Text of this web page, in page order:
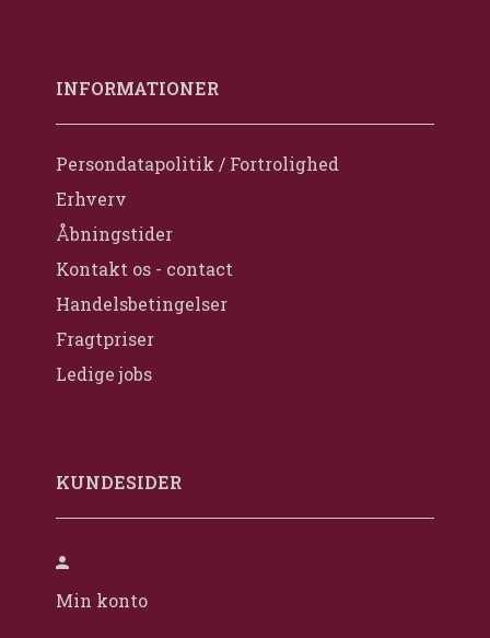
INFORMATIONER
Persondatapolitik / Fortrolighed
Erhverv
Åbningstider
Kontakt os - contact
Handelsbetingelser
Fragtpriser
Ledige jobs
KUNDESIDER
Min konto